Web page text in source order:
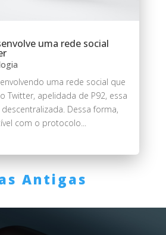
uma rede social
uma rede social que
Twitter, apelidada de P92, essa
Dessa forma,
com o protocolo...
Antigas